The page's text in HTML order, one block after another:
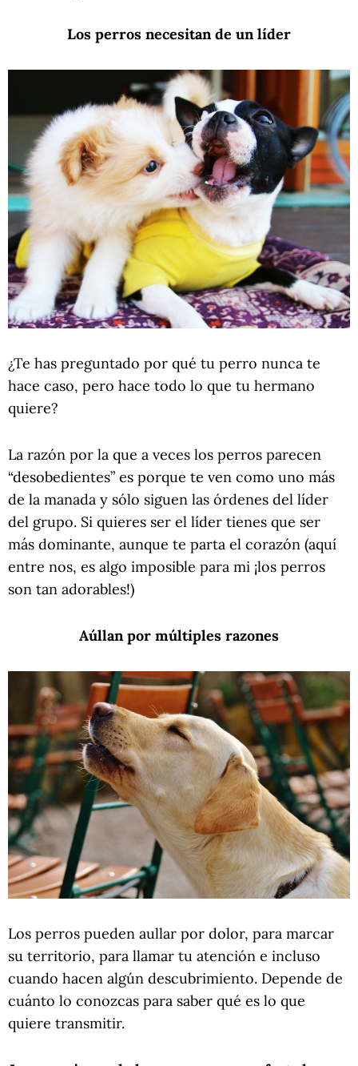
Los perros necesitan de un líder
¿Te has preguntado por qué tu perro nunca te
hace caso, pero hace todo lo que tu hermano
quiere?
La razón por la que a veces los perros parecen
“desobedientes” es porque te ven como uno más
de la manada y sólo siguen las órdenes del líder
del grupo. Si quieres ser el líder tienes que ser
más dominante, aunque te parta el corazón (aquí
entre nos, es algo imposible para mi ¡los perros
son tan adorables!)
Aúllanpor múltiples razones
Los perros pueden aullar por dolor, para marcar
su territorio, para llamar tu atención e incluso
cuando hacen algún descubrimiento. Depende de
cuánto lo conozcas para saber qué es lo que
quiere transmitir.